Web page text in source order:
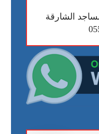
الشارقة